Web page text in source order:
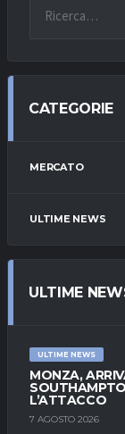
CATEGORIE
MERCATO
ULTIME NEWS
ULTIME
ULTIME NEWS
MONZA,
L’ATTACCO
7 AGOSTO 2026